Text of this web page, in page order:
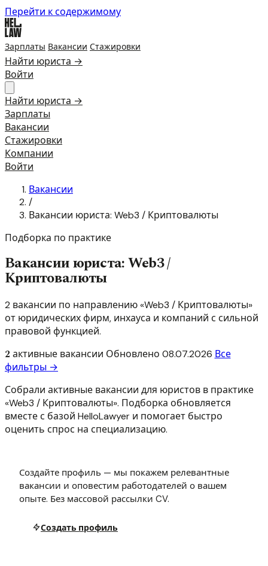
Перейти к содержимому
Зарплаты Вакансии Стажировки
Найти юриста →
Войти
Найти юриста →
Зарплаты
Вакансии
Стажировки
Компании
Войти
Вакансии
/
Вакансии юриста: Web3 / Криптовалюты
Подборка по практике
Вакансии юриста: Web3 /
Криптовалюты
2 вакансии по направлению «Web3 / Криптовалюты»
от юридических фирм, инхауса и компаний с сильной
правовой функцией.
2 активные вакансии Обновлено 08.07.2026 Все
фильтры →
Собрали активные вакансии для юристов в практике
«Web3 / Криптовалюты». Подборка обновляется
вместе с базой HelloLawyer и помогает быстро
оценить спрос на специализацию.
Создайте профиль — мы покажем релевантные
вакансии и оповестим работодателей о вашем
опыте. Без массовой рассылки CV.
Создать профиль